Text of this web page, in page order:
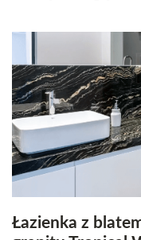
Łazienka z